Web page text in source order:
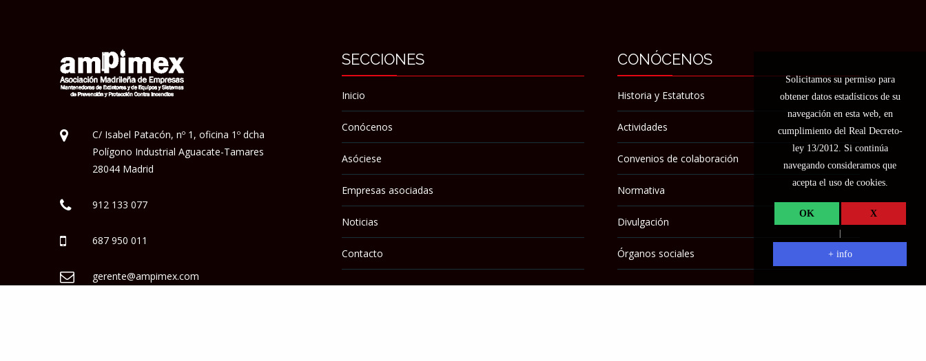
C/ Isabel Patacón, nº 1, oficina 1º dcha
Polígono Industrial Aguacate-Tamares
28044 Madrid
912 133 077
687 950 011
gerente@ampimex.com
SECCIONES
Inicio
Conócenos
Asóciese
Empresas asociadas
Noticias
Contacto
CONÓCENOS
Historia y Estatutos
Actividades
Convenios de colaboración
Normativa
Divulgación
Órganos sociales
Solicitamos su permiso para
obtener datos estadísticos de su
navegación en esta web, en
cumplimiento del Real Decreto-
ley 13/2012. Si continúa
navegando consideramos que
acepta el uso de cookies.
OK X
+ info